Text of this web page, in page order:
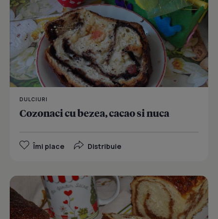
DULCIURI
Cozonaci cu bezea, cacao si nuca
Îmi place Distribuie